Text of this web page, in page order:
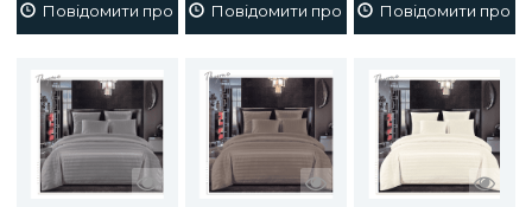
Повідомити про наявністьПовідомити про наявністьПовідомити про